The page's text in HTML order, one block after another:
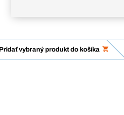
Pridať vybraný produkt do košíka